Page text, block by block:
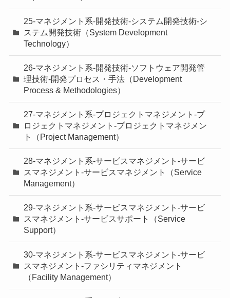
25-マネジメント系-開発技術-システム開発技術-シ
ステム開発技術（System Development
Technology）
26-マネジメント系-開発技術-ソフトウェア開発管
理技術-開発プロセス・手法（Development
Process & Methodologies）
27-マネジメント系-プロジェクトマネジメント-プ
ロジェクトマネジメント-プロジェクトマネジメン
ト（Project Management）
28-マネジメント系-サービスマネジメント-サービ
スマネジメント-サービスマネジメント（Service
Management）
29-マネジメント系-サービスマネジメント-サービ
スマネジメント-サービスサポート（Service
Support）
30-マネジメント系-サービスマネジメント-サービ
スマネジメント-ファシリティマネジメント
（Facility Management）